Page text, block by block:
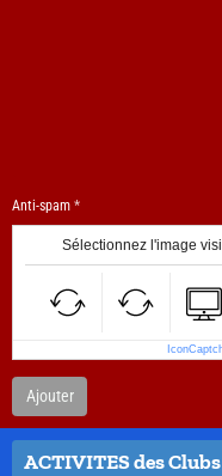
Anti-spam
Sélectionnez l'image
Ajouter
ACTIVITES des